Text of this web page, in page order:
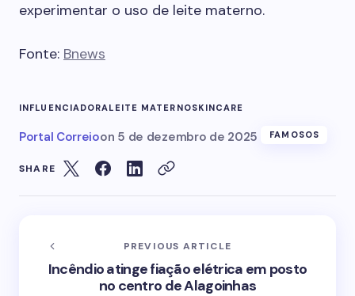
experimentar o uso de leite materno.
Fonte: Bnews
INFLUENCIADORALEITE MATERNOSKINCARE
Portal Correioon 5 de dezembro de 2025 FAMOSOS
SHARE
PREVIOUS ARTICLE
Incêndio atinge fiação elétrica em posto
no centro de Alagoinhas